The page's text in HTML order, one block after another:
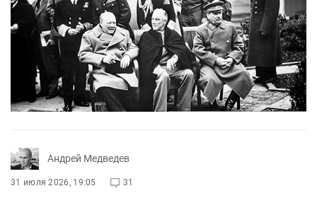
Андрей Медведев
31 июля 2026, 19:05 31